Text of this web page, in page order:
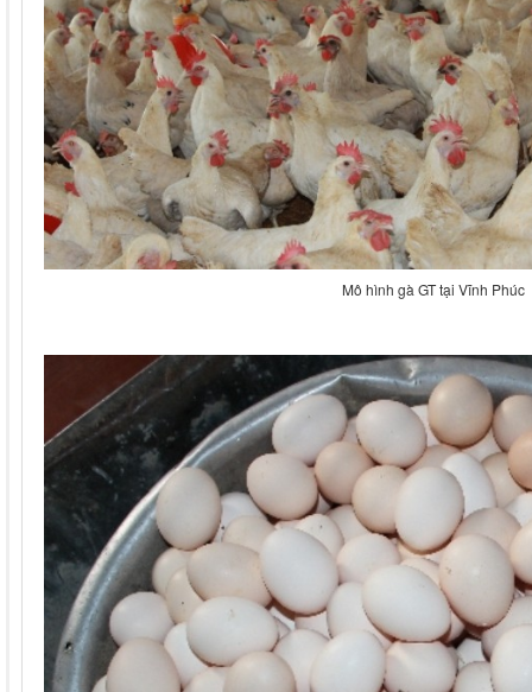
Mô hình gà GT tại Vĩnh Phúc